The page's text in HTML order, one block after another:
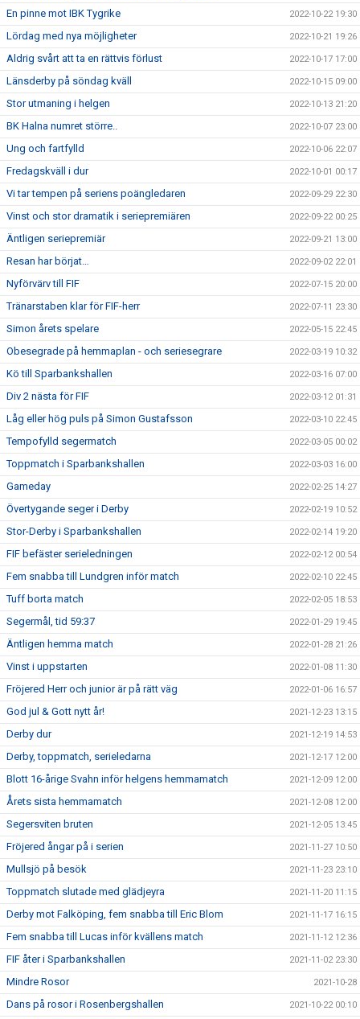
En pinne mot IBK Tygrike 2022-10-22 19:30
Lördag med nya möjligheter 2022-10-21 19:26
Aldrig svårt att ta en rättvis förlust 2022-10-17 17:00
Länsderby på söndag kväll 2022-10-15 09:00
Stor utmaning i helgen 2022-10-13 21:20
BK Halna numret större.. 2022-10-07 23:00
Ung och fartfylld 2022-10-06 22:07
Fredagskväll i dur 2022-10-01 00:17
Vi tar tempen på seriens poängledaren 2022-09-29 22:30
Vinst och stor dramatik i seriepremiären 2022-09-22 00:25
Äntligen seriepremiär 2022-09-21 13:00
Resan har börjat… 2022-09-02 22:01
Nyförvärv till FIF 2022-07-15 20:00
Tränarstaben klar för FIF-herr 2022-07-11 23:30
Simon årets spelare 2022-05-15 22:45
Obesegrade på hemmaplan - och seriesegrare 2022-03-19 10:32
Kö till Sparbankshallen 2022-03-16 07:00
Div 2 nästa för FIF 2022-03-12 01:31
Låg eller hög puls på Simon Gustafsson 2022-03-10 22:45
Tempofylld segermatch 2022-03-05 00:02
Toppmatch i Sparbankshallen 2022-03-03 16:00
Gameday 2022-02-25 14:27
Övertygande seger i Derby 2022-02-19 10:52
Stor-Derby i Sparbankshallen 2022-02-14 19:20
FIF befäster serieledningen 2022-02-12 00:54
Fem snabba till Lundgren inför match 2022-02-10 22:45
Tuff borta match 2022-02-05 18:53
Segermål, tid 59:37 2022-01-29 19:45
Äntligen hemma match 2022-01-28 21:26
Vinst i uppstarten 2022-01-08 11:30
Fröjered Herr och junior är på rätt väg 2022-01-06 16:57
God jul & Gott nytt år! 2021-12-23 13:15
Derby dur 2021-12-19 14:53
Derby, toppmatch, serieledarna 2021-12-17 12:00
Blott 16-årige Svahn inför helgens hemmamatch 2021-12-09 12:00
Årets sista hemmamatch 2021-12-08 12:00
Segersviten bruten 2021-12-05 13:45
Fröjered ångar på i serien 2021-11-27 10:50
Mullsjö på besök 2021-11-23 23:10
Toppmatch slutade med glädjeyra 2021-11-20 11:15
Derby mot Falköping, fem snabba till Eric Blom 2021-11-17 16:15
Fem snabba till Lucas inför kvällens match 2021-11-12 12:36
FIF åter i Sparbankshallen 2021-11-02 23:30
Mindre Rosor 2021-10-28
Dans på rosor i Rosenbergshallen 2021-10-22 00:10